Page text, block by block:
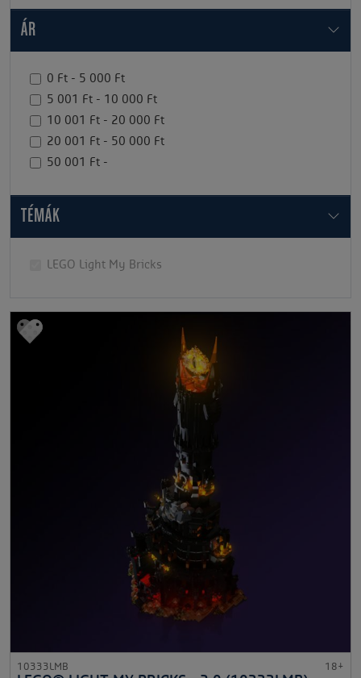
ÁR
0 Ft - 5 000 Ft
5 001 Ft - 10 000 Ft
10 001 Ft - 20 000 Ft
20 001 Ft - 50 000 Ft
50 001 Ft -
TÉMÁK
LEGO Light My Bricks
10333LMB 18+